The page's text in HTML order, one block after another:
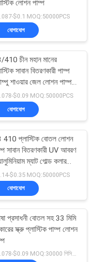
11
10
লোশন পাম্প
$0.1 MOQ:50000PCS
যোগাযোগ
চীন মহান মানের
সাবান বিতরণকারী পাম্প
শাওয়ার জেল লোশন পাম্প
জন্য
$0.09 MOQ:50000PCS
যোগাযোগ
410 প্লাস্টিক বোতল লোশন
সাবান বিতরণকারী UV আবরণ
ম্যাট গোল্ড কলার
$0.35 MOQ:50000PCS
যোগাযোগ
প্রসাধনী বোতল সহ 33 মিমি
স্ক্রু প্লাস্টিক পাম্প লোশন
$0.078-$0.09 MOQ:30000 পিসিএস